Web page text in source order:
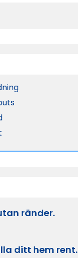
ränder.
ditt hem rent.